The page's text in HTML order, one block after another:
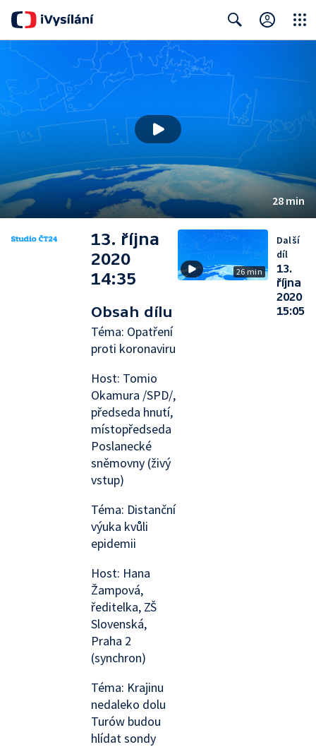
28 min
13. října
2020
14:35
Obsah dílu
Téma: Opatření
proti koronaviru
Host: Tomio
Okamura /SPD/,
předseda hnutí,
místopředseda
Poslanecké
sněmovny (živý
vstup)
Téma: Distanční
výuka kvůli
epidemii
Host: Hana
Žampová,
ředitelka, ZŠ
Slovenská,
Praha 2
(synchron)
Téma: Krajinu
nedaleko dolu
Turów budou
hlídat sondy
26 min
Další
díl
13.
října
2020
15:05